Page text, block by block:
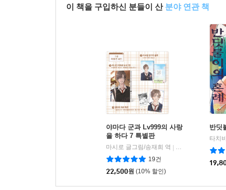
이 책을 구입하신 분들이 산 분야 연관 책
야마다 군과 Lv999의 사랑
을 하다 7 특별판
마시로 글그림/송재희 역 | 디앤씨미디어
19건
22,500원 (10% 할인)
반딧